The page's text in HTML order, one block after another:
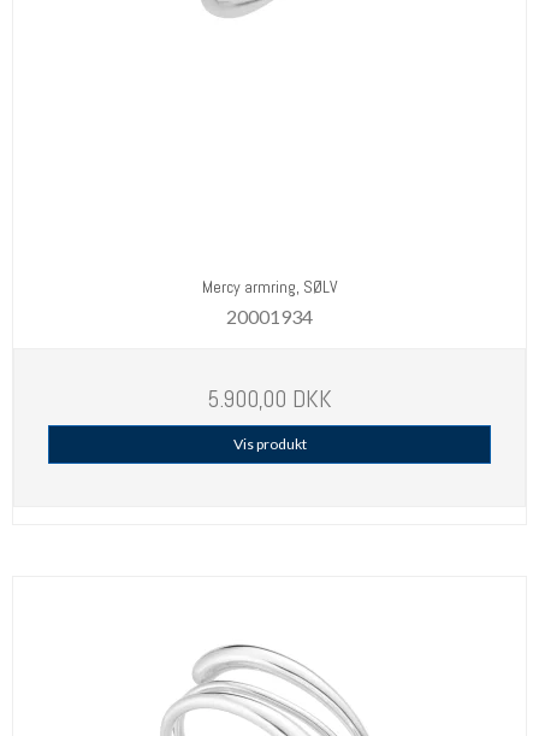
Mercy armring, SØLV
20001934
5.900,00 DKK
Vis produkt